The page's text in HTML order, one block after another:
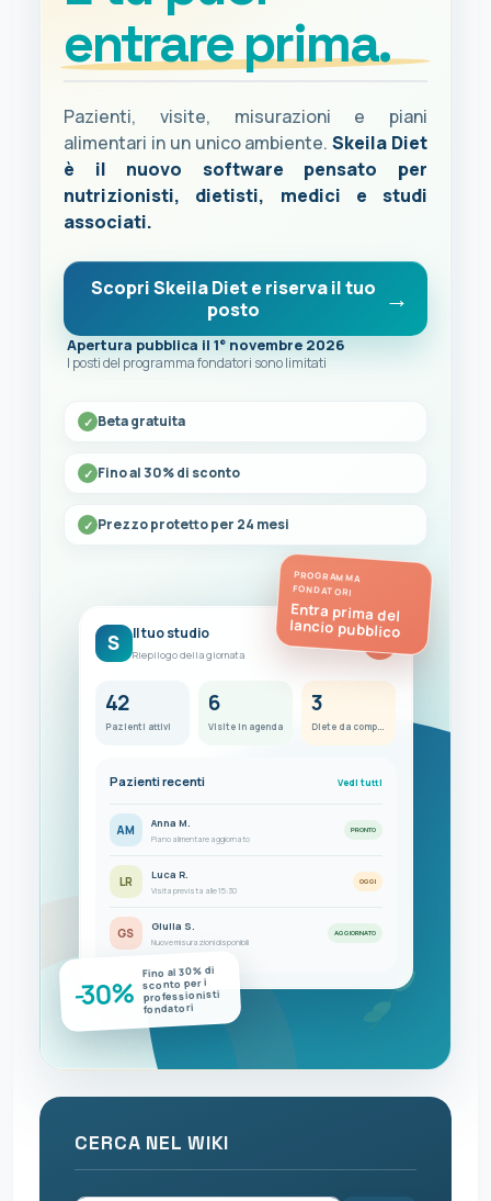
entrare prima.
Pazienti, visite, misurazioni e piani
alimentari in un unico ambiente.Skeila Diet
è il nuovo software pensato per
nutrizionisti, dietisti, medici e studi
associati.
Scopri Skeila Diet e riserva il tuo
posto
Apertura pubblica il 1° novembre 2026
I posti del programma fondatori sono limitati
Beta gratuita
Fino al 30% di sconto
Prezzo protetto per 24 mesi
PROGRAMMA
FONDATORI
Entra prima del
lancio pubblico
S Il tuo studio
Riepilogo della giornata
FC
42
Pazienti attivi
6
Visite in agenda
3
Diete da completare
Pazienti recenti Vedi tutti
AM Anna M.
Piano alimentare aggiornato
PRONTO
LR Luca R.
Visita prevista alle 15:30
OGGI
GS Giulia S.
Nuove misurazioni disponibili
AGGIORNATO
-30%
Fino al 30% di
sconto per i
professionisti
fondatori
CERCA NEL WIKI